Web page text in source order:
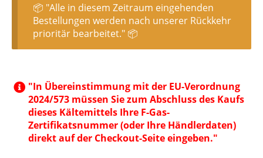
📦 "Alle in diesem Zeitraum eingehenden
Bestellungen werden nach unserer Rückkehr
prioritär bearbeitet." 📦
"In Übereinstimmung mit der EU-Verordnung
2024/573 müssen Sie zum Abschluss des Kaufs
dieses Kältemittels Ihre F-Gas-
Zertifikatsnummer (oder Ihre Händlerdaten)
direkt auf der Checkout-Seite eingeben."